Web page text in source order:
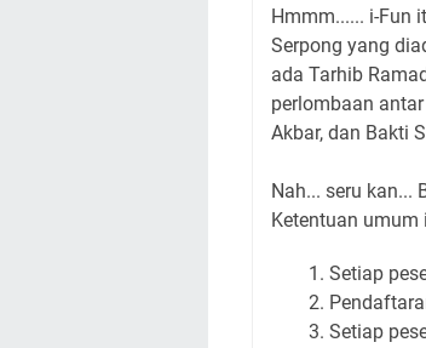
Hmmm...... i-Fun
Serpong yang
ada Tarhib
perlombaan
Akbar, dan Bakti
Nah... seru kan...
Ketentuan umum
Setiap
Setiap